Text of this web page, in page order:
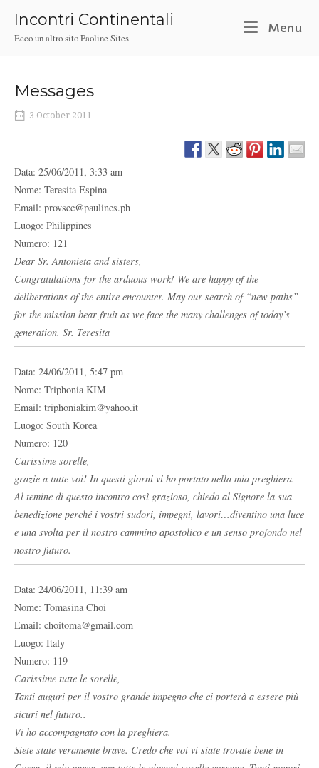
content
Incontri Continentali
Ecco un altro sito Paoline Sites
Menu
Messages
3 October 2011
Data: 25/06/2011, 3:33 am
Nome: Teresita Espina
Email: provsec@paulines.ph
Luogo: Philippines
Numero: 121
Dear Sr. Antonieta and sisters,
Congratulations for the arduous work! We are happy of the
deliberations of the entire encounter. May our search of “new paths”
for the mission bear fruit as we face the many challenges of today’s
generation. Sr. Teresita
Data: 24/06/2011, 5:47 pm
Nome: Triphonia KIM
Email: triphoniakim@yahoo.it
Luogo: South Korea
Numero: 120
Carissime sorelle,
grazie a tutte voi! In questi giorni vi ho portato nella mia preghiera.
Al temine di questo incontro così grazioso, chiedo al Signore la sua
benedizione perché i vostri sudori, impegni, lavori…diventino una luce
e una svolta per il nostro cammino apostolico e un senso profondo nel
nostro futuro.
Data: 24/06/2011, 11:39 am
Nome: Tomasina Choi
Email: choitoma@gmail.com
Luogo: Italy
Numero: 119
Carissime tutte le sorelle,
Tanti auguri per il vostro grande impegno che ci porterà a essere più
sicuri nel futuro..
Vi ho accompagnato con la preghiera.
Siete state veramente brave. Credo che voi vi siate trovate bene in